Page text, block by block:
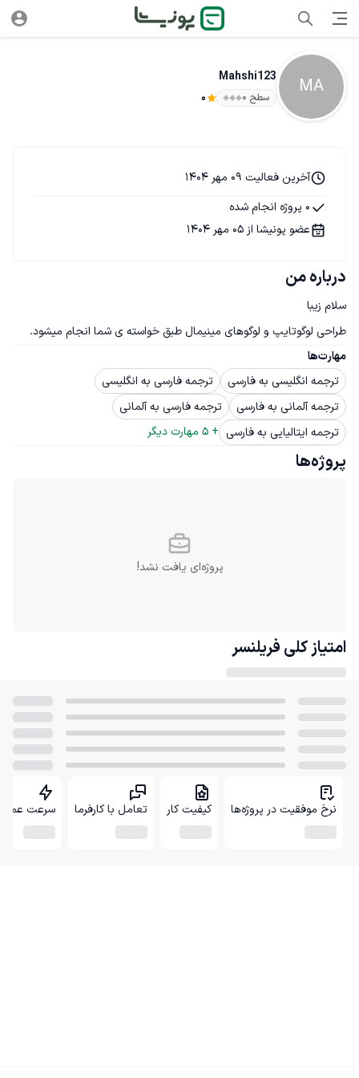
MA
Mahshi123
سطح ۰ 0
درباره من
طراحی لوگوتایپ و لوگوهای مینیمال طبق خواسته ی شما انجام میشود.
مهارت‌ها
ترجمه انگلیسی به فارسی
ترجمه فارسی به انگلیسی
ترجمه آلمانی به فارسی
ترجمه فارسی به آلمانی
ترجمه ایتالیایی به فارسی +
5 مهارت دیگر
آخرین فعالیت 09 مهر 1404
0 پروژه انجام شده
عضو پونیشا از 05 مهر 1404
پروژه‌ها
پروژه‌ای یافت نشد!
امتیاز کلی فریلنسر
نرخ موفقیت در پروژه‌ها کیفیت کار تعامل با کارفرما سرعت عمل